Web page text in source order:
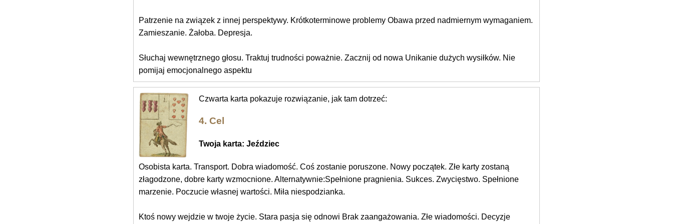
Patrzenie na związek z innej perspektywy. Krótkoterminowe problemy Obawa przed nadmiernym wymaganiem.
Zamieszanie. Żałoba. Depresja.
Słuchaj wewnętrznego głosu. Traktuj trudności poważnie. Zacznij od nowa Unikanie dużych wysiłków. Nie
pomijaj emocjonalnego aspektu
Czwarta karta pokazuje rozwiązanie, jak tam dotrzeć:
4. Cel
Twoja karta: Jeździec
Osobista karta. Transport. Dobra wiadomość. Coś zostanie poruszone. Nowy początek. Złe karty zostaną
złagodzone, dobre karty wzmocnione. Alternatywnie:Spełnione pragnienia. Sukces. Zwycięstwo. Spełnione
marzenie. Poczucie własnej wartości. Miła niespodzianka.
Ktoś nowy wejdzie w twoje życie. Stara pasja się odnowi Brak zaangażowania. Złe wiadomości. Decyzje